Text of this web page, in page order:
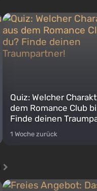
Quiz: Welcher
dem Romance Club
Finde deinen
1 Woche zurück